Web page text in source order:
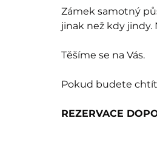
Zámek samotný
jinak než kdy
Těšíme se na Vás.
Pokud budete
REZERVACE